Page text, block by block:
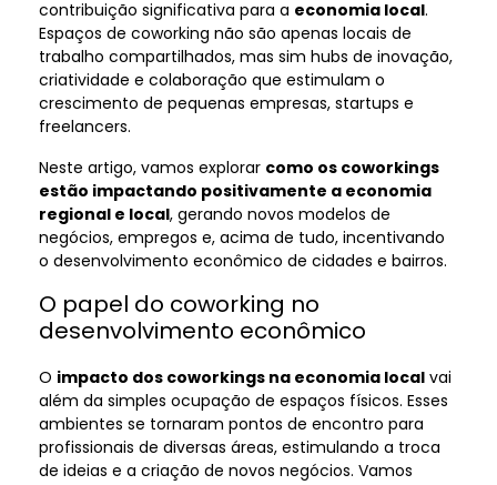
contribuição significativa para a economia local.
Espaços de coworking não são apenas locais de
trabalho compartilhados, mas sim hubs de inovação,
criatividade e colaboração que estimulam o
crescimento de pequenas empresas, startups e
freelancers.
Neste artigo, vamos explorar como os coworkings
estão impactando positivamente a economia
regional e local, gerando novos modelos de
negócios, empregos e, acima de tudo, incentivando
o desenvolvimento econômico de cidades e bairros.
O papel do coworking no
desenvolvimento econômico
O impacto dos coworkings na economia local vai
além da simples ocupação de espaços físicos. Esses
ambientes se tornaram pontos de encontro para
profissionais de diversas áreas, estimulando a troca
de ideias e a criação de novos negócios. Vamos